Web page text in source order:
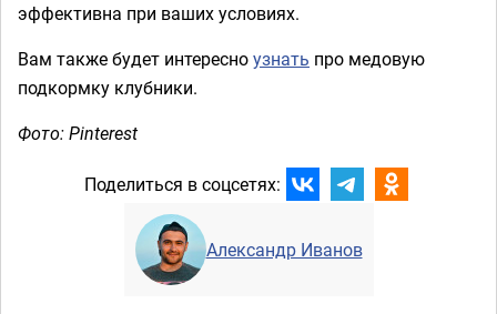
эффективна при ваших условиях.
Вам также будет интересноузнать про медовую
подкормку клубники.
Фото: Pinterest
Поделиться в соцсетях:
Александр Иванов